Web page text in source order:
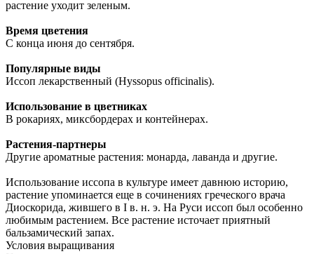
растение уходит зеленым.
Время цветения
С конца июня до сентября.
Популярные виды
Иссоп лекарственный (Hyssopus officinalis).
Использование в цветниках
В рокариях, миксбордерах и контейнерах.
Pастения-партнеры
Другие ароматные растения: монарда, лаванда и другие.
Использование иссопа в культуре имеет давнюю историю,
растение упоминается еще в сочинениях греческого врача
Диоскорида, жившего в I в. н. э. На Руси иссоп был особенно
любимым растением. Все растение источает приятный
бальзамический запах.
Условия выращивания